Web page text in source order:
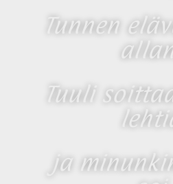
Tunnen
Tuuli
ja